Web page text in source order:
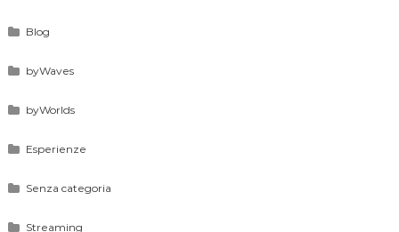
Blog
byWaves
byWorlds
Esperienze
Senza categoria
Streaming